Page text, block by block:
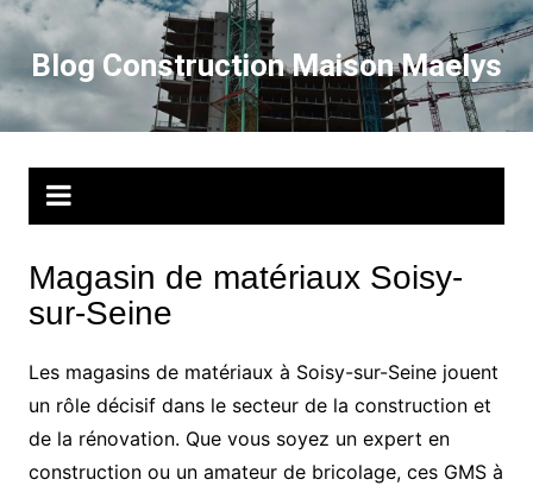
Aller
contenuBlog Construction Maison Maelys
Magasin de matériaux Soisy-
sur-Seine
Les magasins de matériaux à Soisy-sur-Seine jouent
un rôle décisif dans le secteur de la construction et
de la rénovation. Que vous soyez un expert en
construction ou un amateur de bricolage, ces GMS à